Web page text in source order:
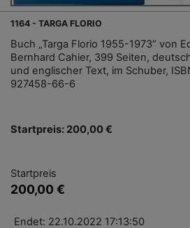
1164 - TARGA FLORIO
Buch „Targa Florio 1955-1973“ von
Bernhard Cahier, 399 Seiten,
und englischer Text, im Schuber,
927458-66-6
Startpreis: 200,00 €
Startpreis
200,00 €
Endet: 22.10.2022 17:13:50